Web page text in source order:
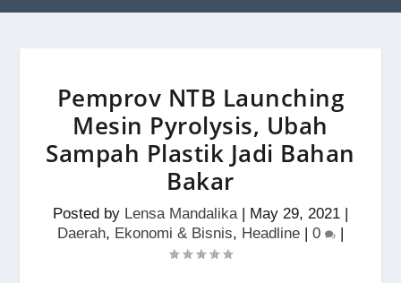
Pemprov NTB Launching
Mesin Pyrolysis, Ubah
Sampah Plastik Jadi Bahan
Bakar
Posted by Lensa Mandalika| May 29, 2021 |
Daerah, Ekonomi & Bisnis, Headline | 0 |